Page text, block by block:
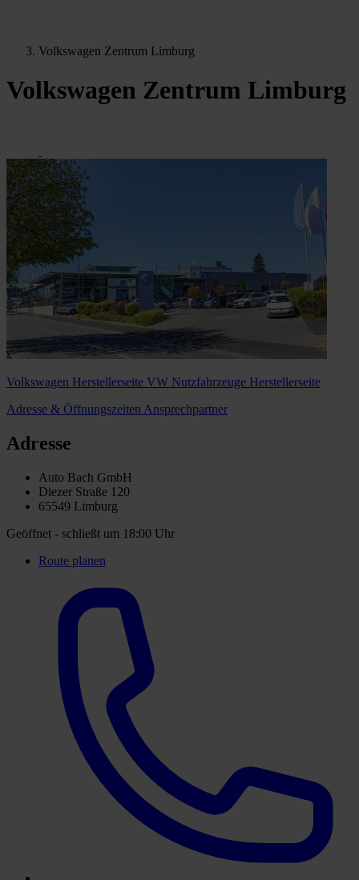
Volkswagen Zentrum Limburg
Volkswagen Zentrum Limburg
Volkswagen Herstellerseite VW Nutzfahrzeuge Herstellerseite
Adresse & Öffnungszeiten Ansprechpartner
Adresse
Auto Bach GmbH
Diezer Straße 120
65549 Limburg
Geöffnet - schließt um 18:00 Uhr
Route planen